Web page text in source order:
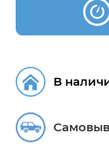
В